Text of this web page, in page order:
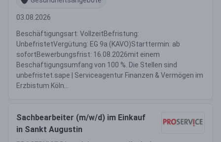
03.08.2026
Beschäftigungsart: VollzeitBefristung:
UnbefristetVergütung: EG 9a (KAVO)Starttermin: ab
sofortBewerbungsfrist: 16.08.2026mit einem
Beschäftigungsumfang von 100 %. Die Stellen sind
unbefristet.sape | Serviceagentur Finanzen & Vermögen im
Erzbistum Köln...
Sachbearbeiter (m/w/d) im Einkauf
in Sankt Augustin